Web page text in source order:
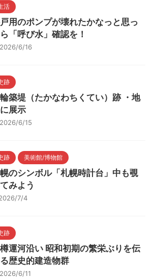
活
用のポンプが壊れたかなっと思っ
「呼び水」確認を！
2026/6/16
跡
築堤（たかなわちくてい）跡 ・地
展示
2026/6/15
跡 美術館/博物館
のシンボル「札幌時計台」中も覗
みよう
7/4
跡
運河沿い 昭和初期の繁栄ぶりを伝
歴史的建造物群
2026/6/11